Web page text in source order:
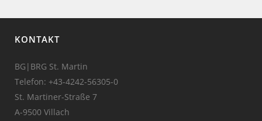
KONTAKT
BG|BRG St. Martin
Telefon: +43-4242-56305-0
St. Martiner-Straße 7
A-9500 Villach